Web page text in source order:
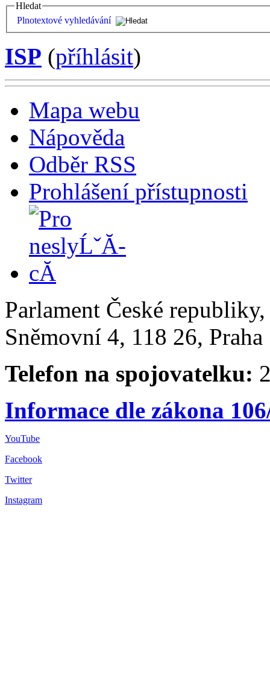
Hledat
Plnotextové vyhledávání
ISP (příhlásit)
Mapa webu
Nápověda
Odběr RSS
Prohlášení přístupnosti
Parlament České
Sněmovní 4, 118 26,
Telefon na spojovatelku:
Informace dle zákona
YouTube
Facebook
Twitter
Instagram